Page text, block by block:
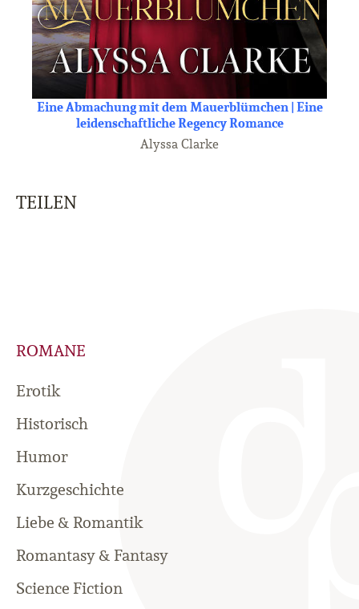
Eine Abmachung mit dem Mauerblümchen | Eine
leidenschaftliche Regency Romance
Alyssa Clarke
TEILEN
ROMANE
Erotik
Historisch
Humor
Kurzgeschichte
Liebe & Romantik
Romantasy & Fantasy
Science Fiction